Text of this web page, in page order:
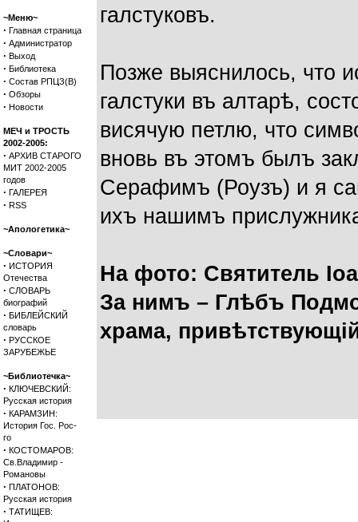
~Меню~
· Главная страница
· Администратор
· Выход
· Библиотека
· Состав РПЦЗ(В)
· Обзоры
· Новости
МЕЧ и ТРОСТЬ
2002-2005:
· АРХИВ СТАРОГО
МИТ 2002-2005
годов
· ГАЛЕРЕЯ
· RSS
~Апологетика~
~Словари~
· ИСТОРИЯ
Отечества
· СЛОВАРЬ
биографий
· БИБЛЕЙСКИЙ
словарь
· РУССКОЕ
ЗАРУБЕЖЬЕ
~Библиотечка~
· КЛЮЧЕВСКИЙ:
Русская история
· КАРАМЗИН:
История Гос. Рос-
го
· КОСТОМАРОВ:
Св.Владимир -
Романовы
· ПЛАТОНОВ:
Русская история
· ТАТИЩЕВ:
галстуковъ.
Позже выяснилось, что
галстуки въ алтарѣ,
висячую петлю, что
вновь въ этомъ былъ
Серафимъ (Роузъ) и я
ихъ нашимъ
На фото: Святитель
За нимъ – Глѣбъ
храма,